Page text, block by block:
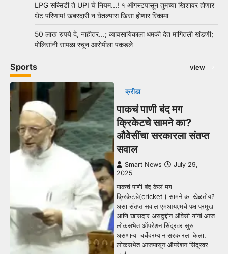
LPG सब्सिडी ते UPI चे नियम…! १ ऑगस्टपासून तुमच्या खिशावर होणार
थेट परिणाम! खबरदारी न घेतल्यास खिसा होणार रिकामा
50 लाख रुपये दे, नाहीतर…; व्यावसायिकाला धमकी देत मागितली खंडणी;
पोलिसांनी सापळा रचून आरोपीला पकडले
Sports view
क्रीडा
पाकचं पाणी बंद मग
क्रिकेटचे सामने का?
औवेसींचा सरकारला संतप्त
सवाल
Smart News
July 29,
2025
पाकचं पाणी बंद केलं मग
क्रिकेटचे(cricket ) सामने का खेळतोय?
असा संतप्त सवाल एमआयएमचे पक्ष प्रमुख
आणि खासदार असदुद्दीन औवेसी यांनी आज
लोकसभेत ऑपरेशन सिंदूरवर सुरु
असणाऱ्या चर्चेदरम्यान सरकारला केला.
लोकसभेत आजपासून ऑपरेशन सिंदूरवर